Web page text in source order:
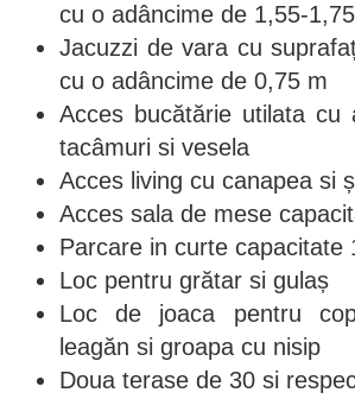
cu o adâncime de 1,55-
Jacuzzi de vara cu
cu o adâncime de 0,75 m
Acces bucătărie utilata cu
tacâmuri si vesela
Acces living cu canapea si
Acces sala de mese
Parcare in curte capacitate
Loc pentru grătar si gulaș
Loc de joaca pentru
leagăn si groapa cu nisip
Doua terase de 30 si